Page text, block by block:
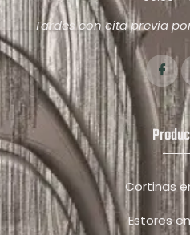
Tardes con cita previa
Cortinas
Estores